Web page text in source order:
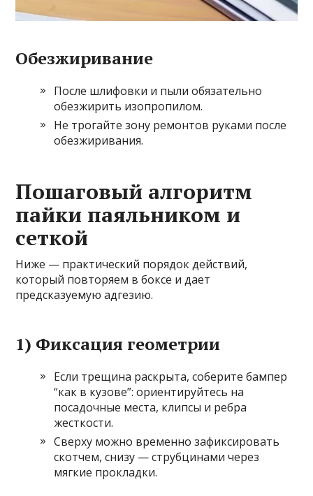
Обезжиривание
После шлифовки и пыли обязательно
обезжирить изопропилом.
Не трогайте зону ремонтов руками после
обезжиривания.
Пошаговый алгоритм
пайки паяльником и
сеткой
Ниже — практический порядок действий,
который повторяем в боксе и дает
предсказуемую адгезию.
1) Фиксация геометрии
Если трещина раскрыта, соберите бампер
“как в кузове”: ориентируйтесь на
посадочные места, клипсы и ребра
жесткости.
Сверху можно временно зафиксировать
скотчем, снизу — струбцинами через
мягкие прокладки.